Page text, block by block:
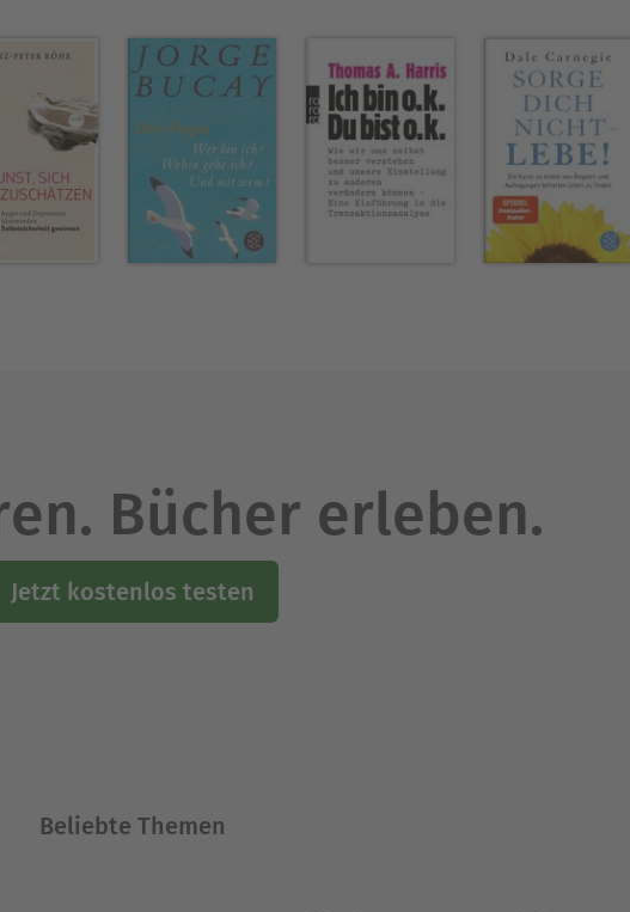
unterhaltsam und praxisnah. Darüber hinaus
Ausblenden
Bücher erleben.
Jetzt kostenlos testen
Beliebte Themen